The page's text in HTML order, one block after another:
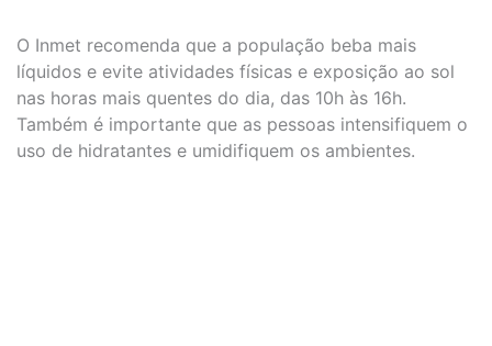
O Inmet recomenda que a população beba mais
líquidos e evite atividades físicas e exposição ao sol
nas horas mais quentes do dia, das 10h às 16h.
Também é importante que as pessoas intensifiquem o
uso de hidratantes e umidifiquem os ambientes.